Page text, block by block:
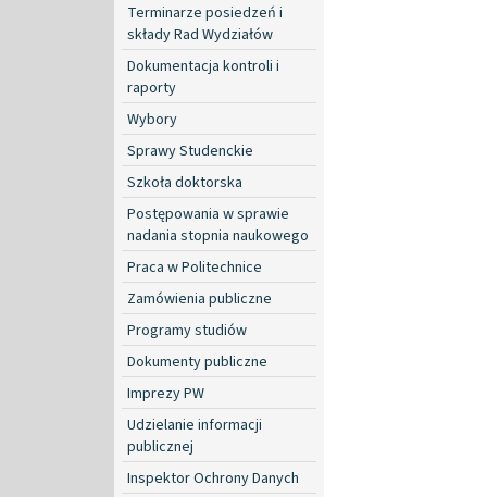
Terminarze posiedzeń i
składy Rad Wydziałów
Dokumentacja kontroli i
raporty
Wybory
Sprawy Studenckie
Szkoła doktorska
Postępowania w sprawie
nadania stopnia naukowego
Praca w Politechnice
Zamówienia publiczne
Programy studiów
Dokumenty publiczne
Imprezy PW
Udzielanie informacji
publicznej
Inspektor Ochrony Danych